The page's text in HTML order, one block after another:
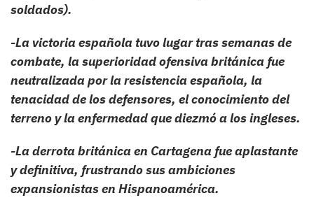
soldados).
-La victoria española tuvo lugar tras semanas de
combate, la superioridad ofensiva británica fue
neutralizada por la resistencia española, la
tenacidad de los defensores, el conocimiento del
terreno y la enfermedad que diezmó a los ingleses.
-La derrota británica en Cartagena fue aplastante
y definitiva, frustrando sus ambiciones
expansionistas en Hispanoamérica.